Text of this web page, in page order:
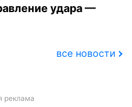
удара —
все новости
реклама